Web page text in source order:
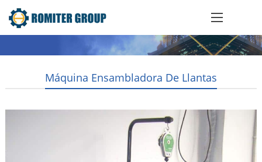
Máquina Ensambladora De Llantas